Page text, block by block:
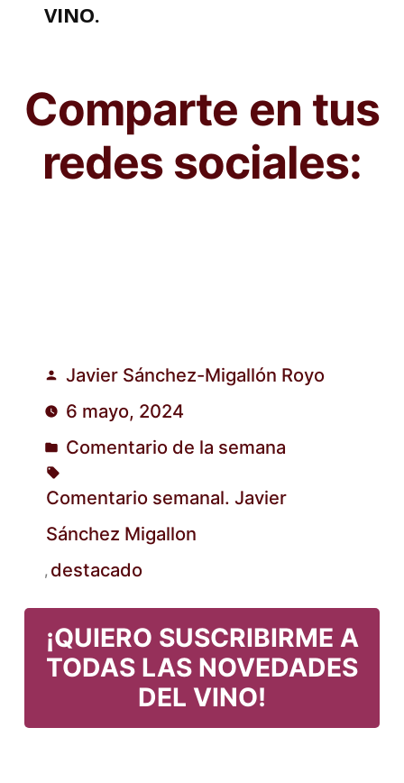
VINO.
Comparte en tus
redes sociales:
Publicado
por
Javier Sánchez-Migallón Royo
6 mayo, 2024
Publicado
en
Comentario de la semana
Etiquetas:
Comentario semanal. Javier
Sánchez Migallon
, destacado
¡QUIERO SUSCRIBIRME A
TODAS LAS NOVEDADES
DEL VINO!